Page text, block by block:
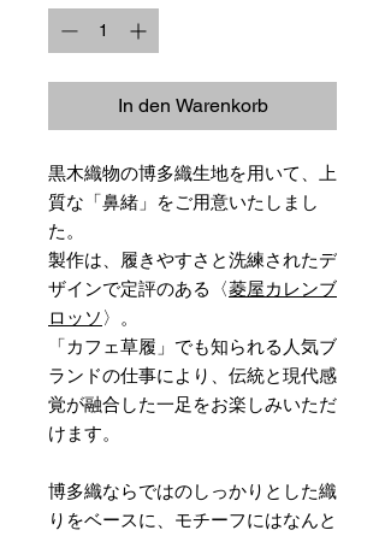
In den Warenkorb
黒木織物の博多織生地を用いて、上
質な「鼻緒」をご用意いたしまし
た。
製作は、履きやすさと洗練されたデ
ザインで定評のある〈菱屋カレンブ
ロッソ 〉。
「カフェ草履」でも知られる人気ブ
ランドの仕事により、伝統と現代感
覚が融合した一足をお楽しみいただ
けます。
博多織ならではのしっかりとした織
りをベースに、モチーフにはなんと